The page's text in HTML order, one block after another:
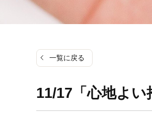
一覧に戻る
11/17「心地よ